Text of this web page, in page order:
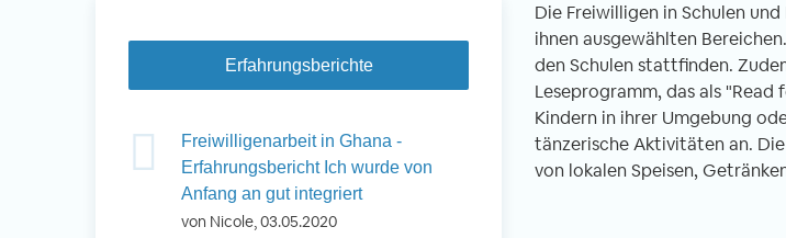
Erfahrungsberichte
Freiwilligenarbeit in Ghana -
Erfahrungsbericht Ich wurde von
Anfang an gut integriert
von Nicole, 03.05.2020
Die Freiwilligen in Schulen
ihnen ausgewählten
den Schulen stattfinden.
Leseprogramm, das als
Kindern in ihrer Umgebung
tänzerische Aktivitäten an.
von lokalen Speisen,